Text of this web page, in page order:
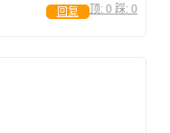
顶: 0 踩: 0
回复